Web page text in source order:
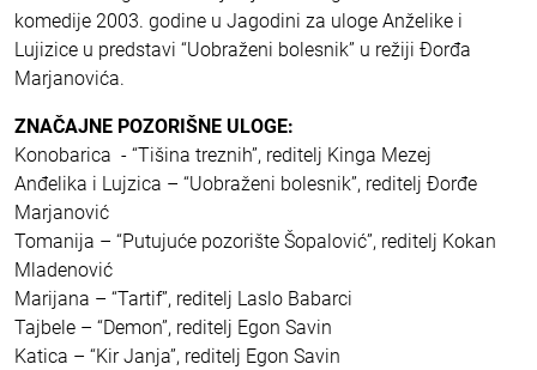
komedije 2003. godine u Jagodini za uloge Anželike i
Lujizice u predstavi “Uobraženi bolesnik” u režiji Đorđa
Marjanovića.
ZNAČAJNE POZORIŠNE ULOGE:
Konobarica - “Tišina treznih”, reditelj Kinga Mezej
Anđelika i Lujzica – “Uobraženi bolesnik”, reditelj Đorđe
Marjanović
Tomanija – “Putujuće pozorište Šopalović”, reditelj Kokan
Mladenović
Marijana – “Tartif”, reditelj Laslo Babarci
Tajbele – “Demon”, reditelj Egon Savin
Katica – “Kir Janja”, reditelj Egon Savin